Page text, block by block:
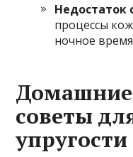
Недостаток
процессы
ночное
советы